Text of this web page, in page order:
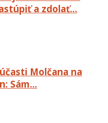
a zdolať…
Molčana na
Sám…